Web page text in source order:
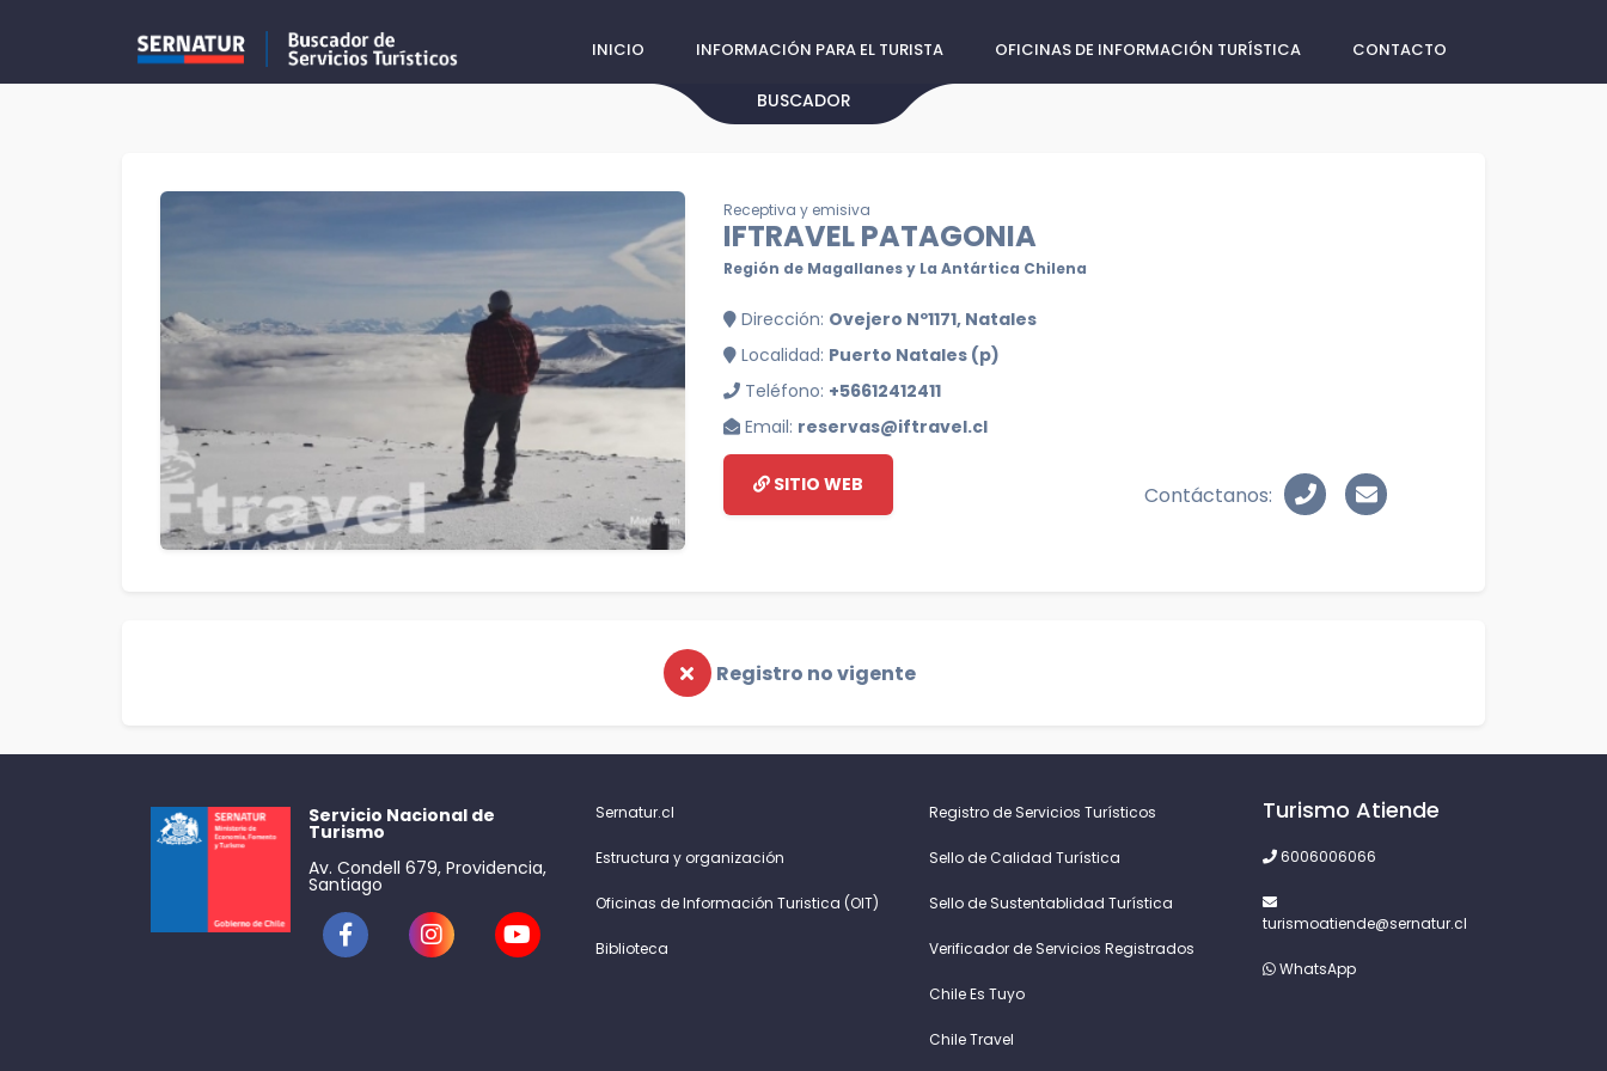
INICIO INFORMACIÓN PARA EL TURISTA OFICINAS DE INFORMACIÓN TURÍSTICA CONTACTO
BUSCADOR
Receptiva y emisiva
IFTRAVEL PATAGONIA
Región de Magallanes y La Antártica Chilena
Dirección: Ovejero Nº1171, Natales
Localidad: Puerto Natales (p)
Teléfono: +56612412411
Email: reservas@iftravel.cl
SITIO WEB Contáctanos:
Registro no vigente
Servicio Nacional de
Turismo
Av. Condell 679, Providencia,
Santiago
Sernatur.cl
Estructura y organización
Oficinas de Información Turistica (OIT)
Biblioteca
Registro de Servicios Turísticos
Sello de Calidad Turística
Sello de Sustentablidad Turística
Verificador de Servicios Registrados
Chile Es Tuyo
Chile Travel
Turismo Atiende
6006006066
turismoatiende@sernatur.cl
WhatsApp